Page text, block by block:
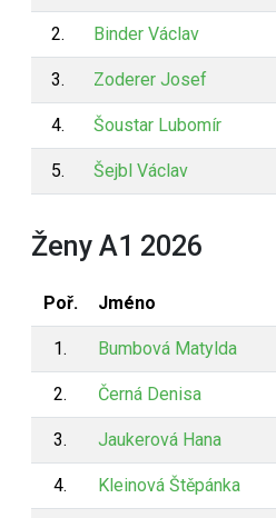
2. Binder Václav
3. Zoderer Josef
4. Šoustar Lubomír
5. Šejbl Václav
Ženy A1 2026
Poř. Jméno
1. Bumbová Matylda
2. Černá Denisa
3. Jaukerová Hana
4. Kleinová Štěpánka